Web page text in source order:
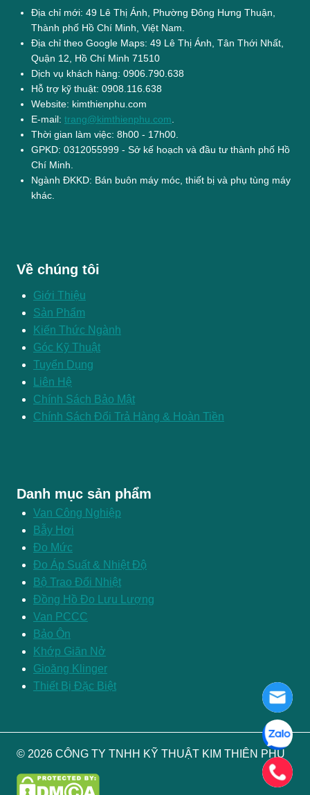
Địa chỉ mới: 49 Lê Thị Ánh, Phường Đông Hưng Thuận,
Thành phố Hồ Chí Minh, Việt Nam.
Địa chỉ theo Google Maps: 49 Lê Thị Ánh, Tân Thới Nhất,
Quận 12, Hồ Chí Minh 71510
Dịch vụ khách hàng: 0906.790.638
Hỗ trợ kỹ thuật: 0908.116.638
Website: kimthienphu.com
E-mail: trang@kimthienphu.com
Thời gian làm việc: 8h00 - 17h00.
GPKD: 0312055999 - Sở kế hoạch và đầu tư thành phố Hồ
Chí Minh.
Ngành ĐKKD: Bán buôn máy móc, thiết bị và phụ tùng máy
khác.
Về chúng tôi
Giới Thiệu
Sản Phẩm
Kiến Thức Ngành
Góc Kỹ Thuật
Tuyển Dụng
Liên Hệ
Chính Sách Bảo Mật
Chính Sách Đổi Trả Hàng & Hoàn Tiền
Danh mục sản phẩm
Van Công Nghiệp
Bẫy Hơi
Đo Mức
Đo Áp Suất & Nhiệt Độ
Bộ Trao Đổi Nhiệt
Đồng Hồ Đo Lưu Lượng
Van PCCC
Bảo Ôn
Khớp Giãn Nở
Gioăng Klinger
Thiết Bị Đặc Biệt
© 2026 CÔNG TY TNHH KỸ THUẬT KIM THIÊN PHÚ